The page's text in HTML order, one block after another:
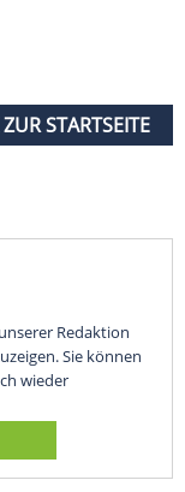
STARTSEITE
Redaktion
Sie können
wieder